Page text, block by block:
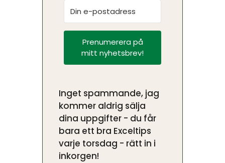
Prenumerera på
mitt nyhetsbrev!
Inget spammande, jag
kommer aldrig sälja
dina uppgifter - du får
bara ett bra Exceltips
varje torsdag - rätt in i
inkorgen!